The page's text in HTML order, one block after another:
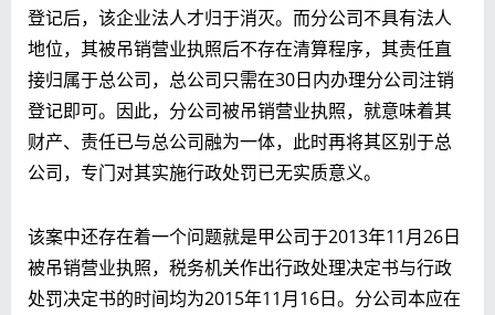
登记后，该企业法人才归于消灭。而分公司不具有法人
地位，其被吊销营业执照后不存在清算程序，其责任直
接归属于总公司，总公司只需在30日内办理分公司注销
登记即可。因此，分公司被吊销营业执照，就意味着其
财产、责任已与总公司融为一体，此时再将其区别于总
公司，专门对其实施行政处罚已无实质意义。
该案中还存在着一个问题就是甲公司于2013年11月26日
被吊销营业执照，税务机关作出行政处理决定书与行政
处罚决定书的时间均为2015年11月16日。分公司本应在